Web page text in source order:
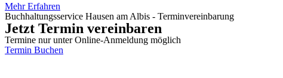
Mehr Erfahren
Buchhaltungsservice Hausen am Albis - Terminvereinbarung
Jetzt Termin vereinbaren
Termine nur unter Online-Anmeldung möglich
Termin Buchen